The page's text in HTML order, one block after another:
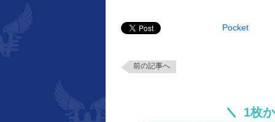
Pocket
前の記事へ
1枚